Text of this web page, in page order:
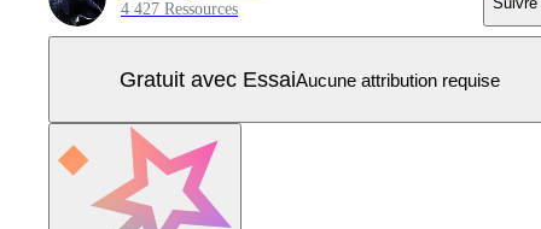
4 427 Ressources
Gratuit avec EssaiAucune attribution requise